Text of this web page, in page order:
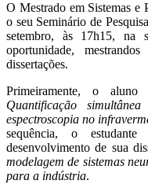
O Mestrado em Sistemas e
o seu Seminário de
setembro, às 17h15, na
oportunidade,
dissertações.
Primeiramente, o
Quantificação
espectroscopia no
sequência, o
desenvolvimento de sua
modelagem de sistemas
para a indústria.